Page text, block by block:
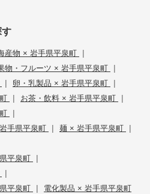
す
産物 × 岩手県平泉町 |
物・フルーツ × 岩手県平泉町 |
| 卵・乳製品 × 岩手県平泉町 |
| お茶・飲料 × 岩手県平泉町 |
|
手県平泉町 | 麺 × 岩手県平泉町 |
平泉町 |
|
平泉町 | 電化製品 × 岩手県平泉町